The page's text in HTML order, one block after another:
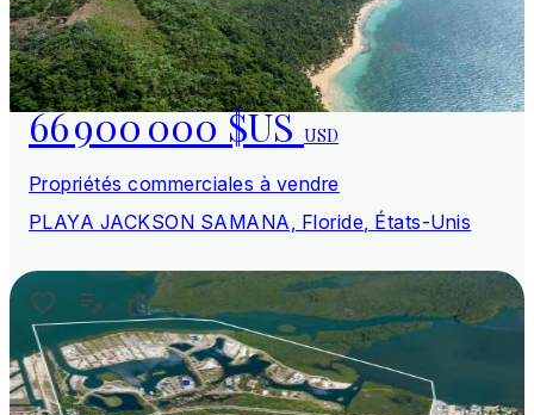
66 900 000 $USUSD
Propriétés commerciales à vendre
PLAYA JACKSON SAMANA, Floride, États-Unis